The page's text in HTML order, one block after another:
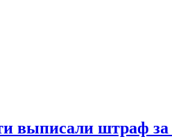
выписали штраф